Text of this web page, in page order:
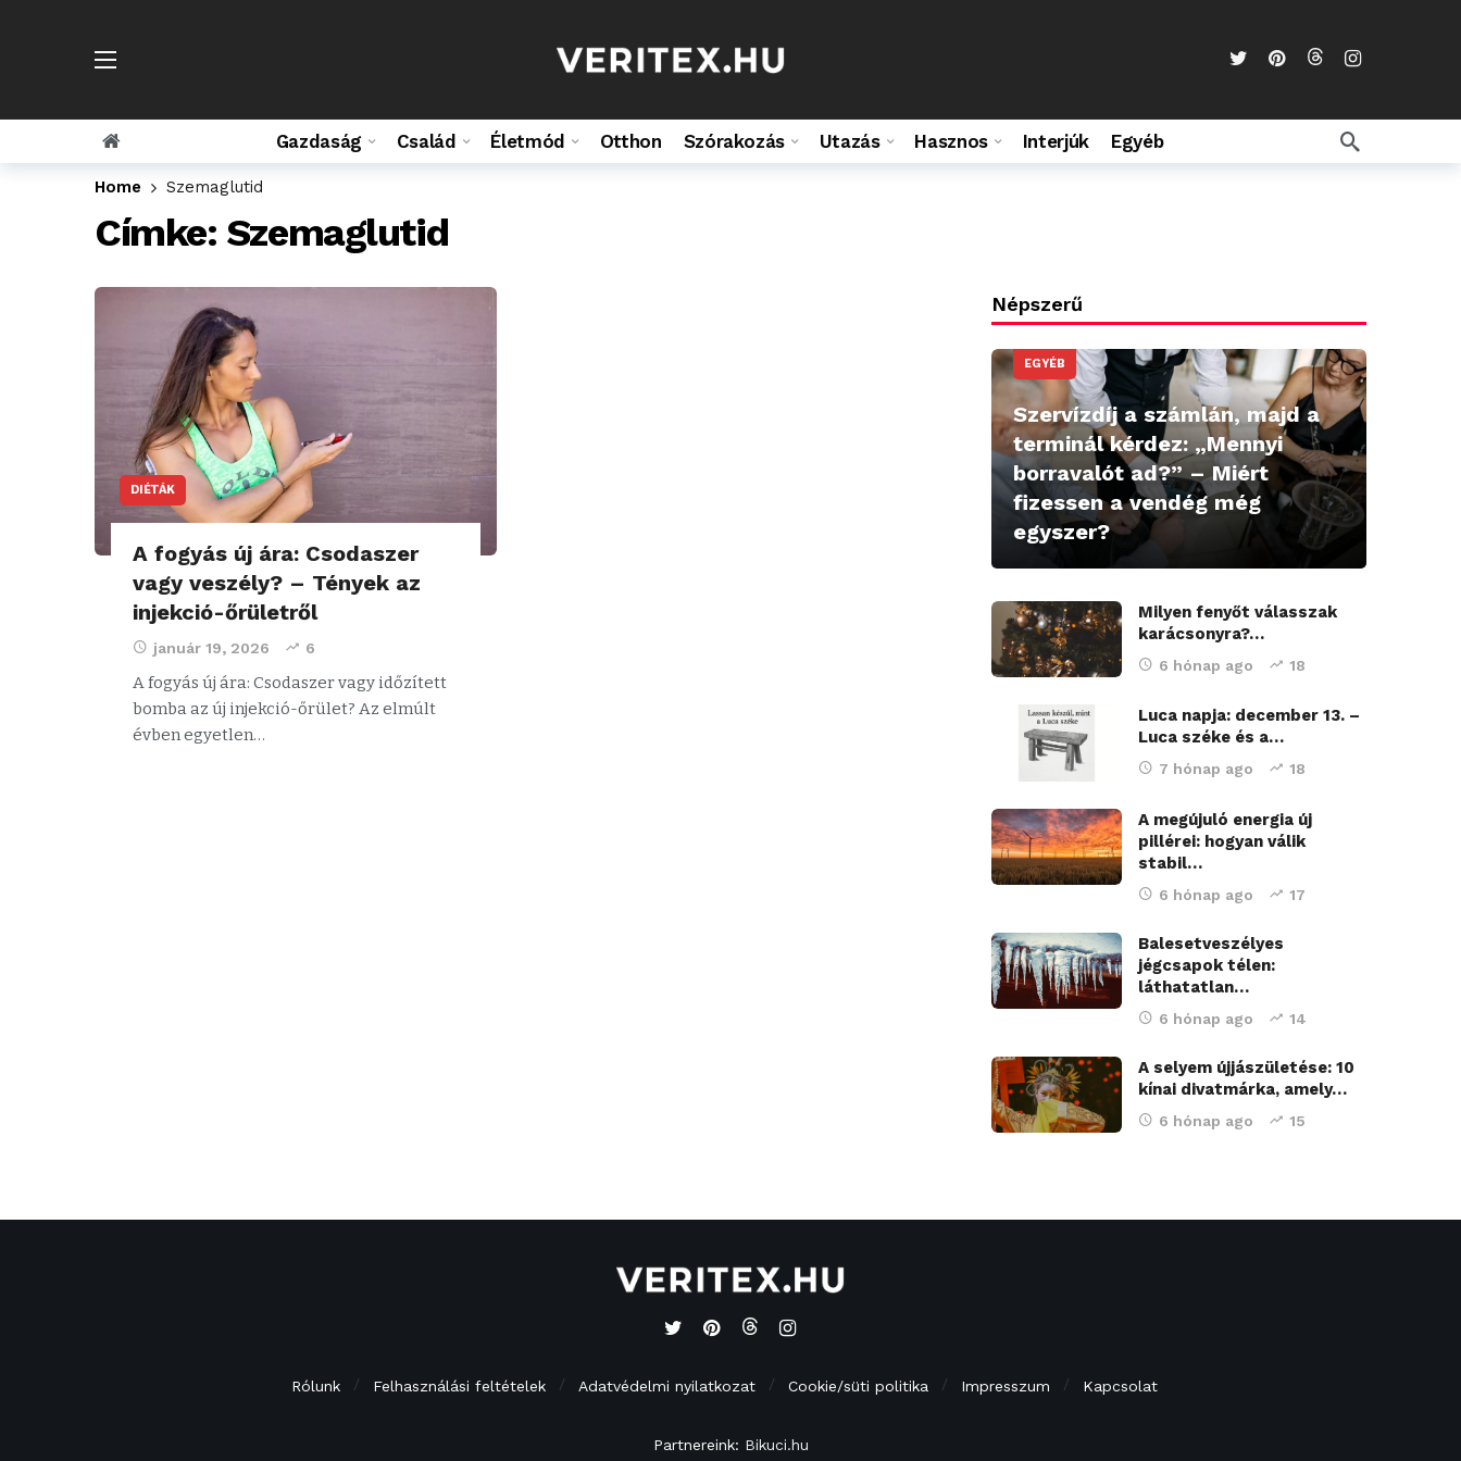
Gazdaság Család Életmód Otthon Szórakozás Utazás Hasznos Interjúk Egyéb
Home Szemaglutid
Címke: Szemaglutid
DIÉTÁK
A fogyás új ára: Csodaszer
vagy veszély? – Tények az
injekció-őrületről
január 19, 2026 6
A fogyás új ára: Csodaszer vagy időzített
bomba az új injekció-őrület? Az elmúlt
évben egyetlen…
Népszerű
EGYÉB
Szervízdíj a számlán, majd a
terminál kérdez: „Mennyi
borravalót ad?” – Miért
fizessen a vendég még
egyszer?
Milyen fenyőt válasszak
karácsonyra?…
6 hónap ago 18
Luca napja: december 13. –
Luca széke és a…
7 hónap ago 18
A megújuló energia új
pillérei: hogyan válik
stabil…
6 hónap ago 17
Balesetveszélyes
jégcsapok télen:
láthatatlan…
6 hónap ago 14
A selyem újjászületése: 10
kínai divatmárka, amely…
6 hónap ago 15
Rólunk Felhasználási feltételek Adatvédelmi nyilatkozat Cookie/süti politika Impresszum Kapcsolat
Partnereink: Bikuci.hu